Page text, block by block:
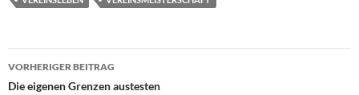
Beitragsnavigation
VORHERIGER BEITRAG
Die eigenen Grenzen austesten